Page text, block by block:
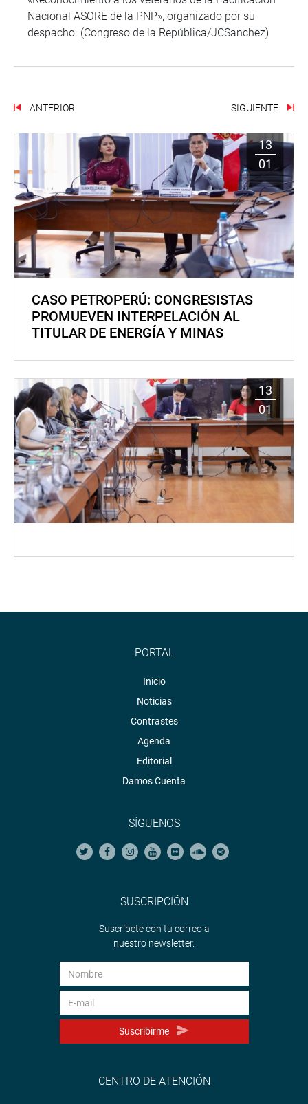
Nacional ASORE de la PNP», organizado por su
despacho. (Congreso de la República/JCSanchez)
ANTERIOR SIGUIENTE
13
01
CASO PETROPERÚ: CONGRESISTAS
PROMUEVEN INTERPELACIÓN AL
TITULAR DE ENERGÍA Y MINAS
13
01
PORTAL
Inicio
Noticias
Contrastes
Agenda
Editorial
Damos Cuenta
SÍGUENOS
SUSCRIPCIÓN
Suscríbete con tu correo a
nuestro newsletter.
Suscribirme
CENTRO DE ATENCIÓN